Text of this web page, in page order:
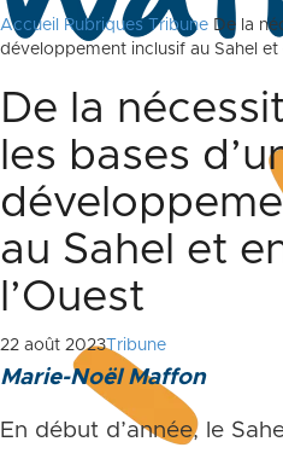
Accueil Rubriques Tribune De la
développement inclusif au Sahel et
De la
les bases
au Sahel et
l’Ouest
22 août 2023Tribune
Marie-Noël Maffon
En début d’année, le